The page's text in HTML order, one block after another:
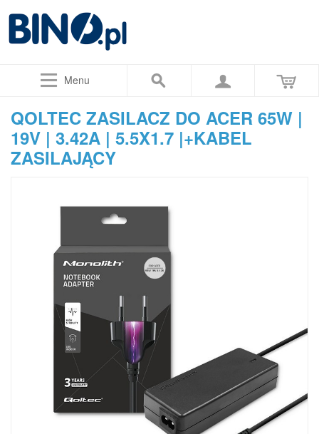
Menu
QOLTEC ZASILACZ DO ACER 65W |
19V | 3.42A | 5.5X1.7 |+KABEL
ZASILAJĄCY